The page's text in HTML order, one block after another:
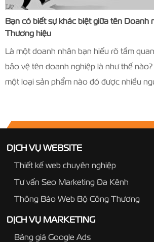
Bạn có biết sự khác biệt giữa tên Doanh
Thương hiệu
Là một doanh nhân bạn hiểu rõ tầm
bảo vệ tên doanh nghiệp là như thế
một loại sản phẩm nào đó được nhiều
DỊCH VỤ WEBSITE
Thiết kế web chuyên nghiệp
Tư vấn Seo Marketing Đa Kênh
Thông Báo Web Bộ Công Thương
DỊCH VỤ MARKETING
Bảng giá Google Ads